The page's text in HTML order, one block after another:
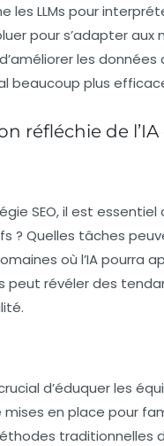
les LLMs pour
pour s’adapter aux
les données
beaucoup plus
réfléchie de
SEO, il est
? Quelles tâches
où l’IA pourra
peut révéler des
d’éduquer les
en place pour
traditionnelles